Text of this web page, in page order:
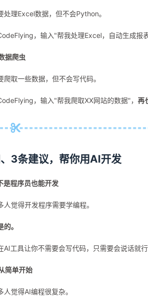
处理Excel数据，但不会Python。
，输入"帮我处理Excel，自动生成报表
据爬虫
爬取一些数据，但不会写代码。
，输入"帮我爬取XX网站的数据"， 再
3条建议，帮你用AI开发
是程序员也能开发
人觉得开发程序需要学编程。
的。
AI工具让你不需要会写代码，只需要会说话就行
简单开始
人觉得AI编程很复杂。